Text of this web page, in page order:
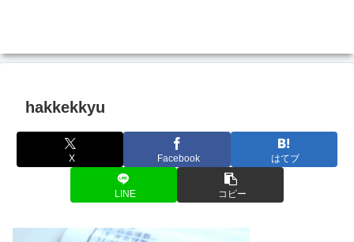
hakkekkyu
X Facebook はてブ
LINE コピー